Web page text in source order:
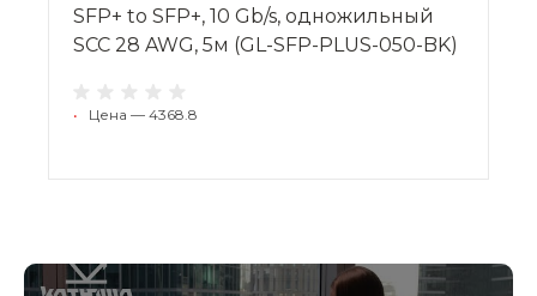
SFP+ to SFP+, 10 Gb/s, одножильный
SCC 28 AWG, 5м (GL-SFP-PLUS-050-BK)
• Цена — 4368.8